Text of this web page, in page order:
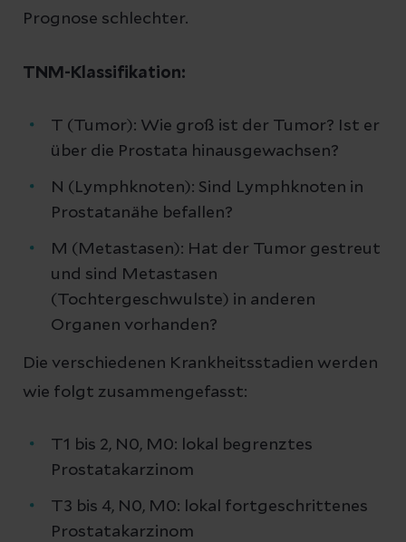
Prognose schlechter.
TNM-Klassifikation:
T (Tumor): Wie groß ist der Tumor? Ist er
über die Prostata hinausgewachsen?
N (Lymphknoten): Sind Lymphknoten in
Prostatanähe befallen?
M (Metastasen): Hat der Tumor gestreut
und sind Metastasen
(Tochtergeschwulste) in anderen
Organen vorhanden?
Die verschiedenen Krankheitsstadien werden
wie folgt zusammengefasst:
T1 bis 2, N0, M0: lokal begrenztes
Prostatakarzinom
T3 bis 4, N0, M0: lokal fortgeschrittenes
Prostatakarzinom